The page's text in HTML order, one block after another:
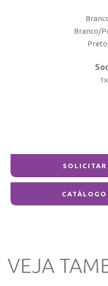
Branco/
Preto:
VEJA